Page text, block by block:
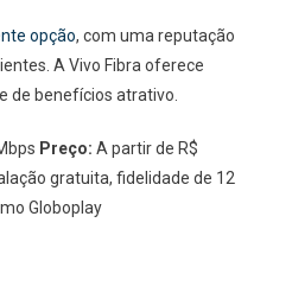
opção, com uma reputação
A Vivo Fibra oferece
de benefícios atrativo.
Preço: A partir de R$
gratuita, fidelidade de 12
Globoplay